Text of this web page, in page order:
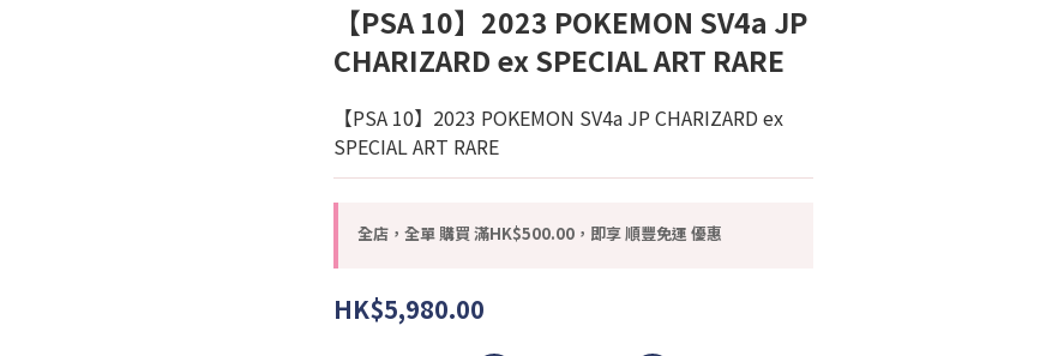
【PSA 10】2023 POKEMON SV4a JP
CHARIZARD ex SPECIAL ART RARE
【PSA 10】2023 POKEMON SV4a JP CHARIZARD ex
SPECIAL ART RARE
全店，全單 購買 滿HK$500.00，即享 順豐免運 優惠
HK$5,980.00